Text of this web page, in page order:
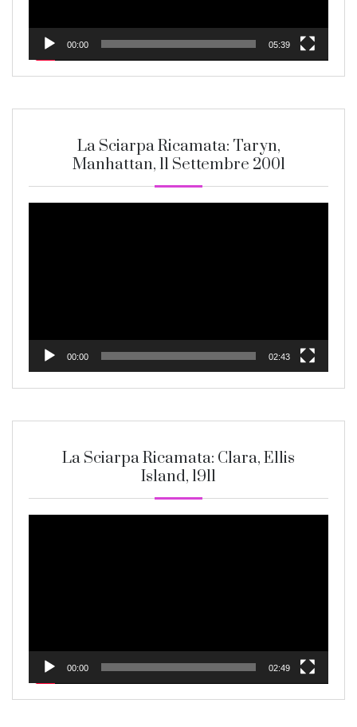
00:00 05:39
La Sciarpa Ricamata: Taryn,
Manhattan, 11 Settembre 2001
00:00 02:43
La Sciarpa Ricamata: Clara, Ellis
Island, 1911
00:00 02:49